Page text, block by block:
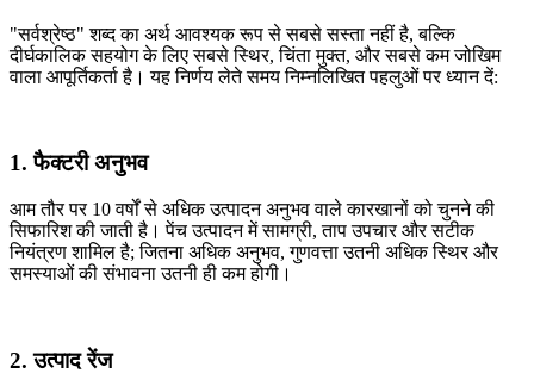
"सर्वश्रेष्ठ" शब्द का अर्थ आवश्यक रूप से सबसे सस्ता नहीं है, बल्कि
दीर्घकालिक सहयोग के लिए सबसे स्थिर, चिंता मुक्त, और सबसे कम जोखिम
वाला आपूर्तिकर्ता है। यह निर्णय लेते समय निम्नलिखित पहलुओं पर ध्यान दें:
1. फैक्टरी अनुभव
आम तौर पर 10 वर्षों से अधिक उत्पादन अनुभव वाले कारखानों को चुनने की
सिफारिश की जाती है। पेंच उत्पादन में सामग्री, ताप उपचार और सटीक
नियंत्रण शामिल है; जितना अधिक अनुभव, गुणवत्ता उतनी अधिक स्थिर और
समस्याओं की संभावना उतनी ही कम होगी।
2. उत्पाद रेंज